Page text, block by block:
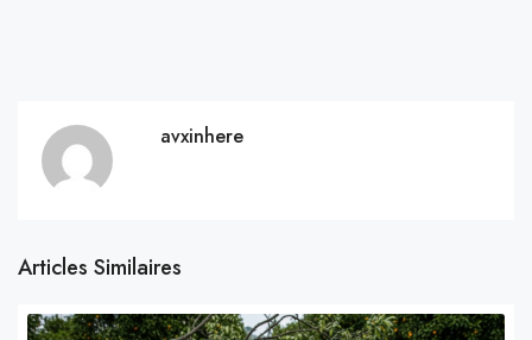
avxinhere
Articles Similaires